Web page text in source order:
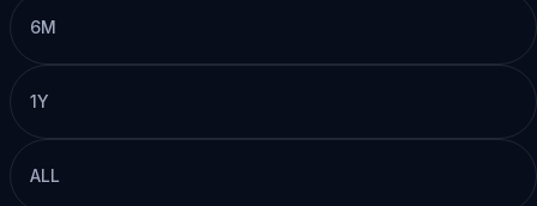
6M
1Y
ALL